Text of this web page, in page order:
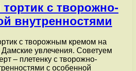
с творожно-
внутренностями
с творожным кремом на
Дамские увлечения. Советуем
– плетенку с творожно-
с особенной